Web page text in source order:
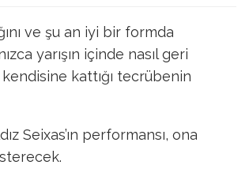
ve şu an iyi bir formda
yarışın içinde nasıl geri
kattığı tecrübenin
Seixas’ın performansı, ona